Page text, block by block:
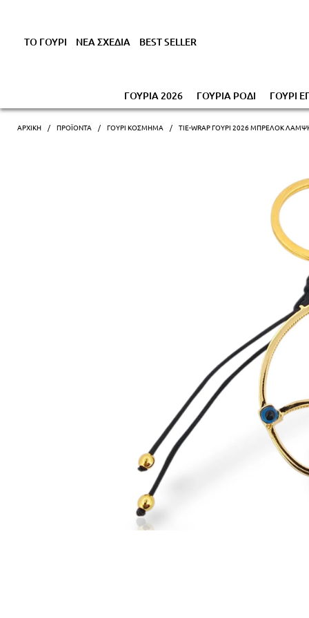
ΤΟ ΓΟΥΡΙ ΝΕΑ ΣΧΕΔΙΑ BEST SELLER
ΓΟΥΡΙΑ 2026 ΓΟΥΡΙΑ ΡΟΔΙ ΓΟΥΡΙ
ΑΡΧΙΚΗ ΠΡΟΪΌΝΤΑ ΓΟΎΡΙ ΚΌΣΜΗΜΑ TIE-WRAP ΓΟΎΡΙ 2026 ΜΠΡΕΛΌΚ